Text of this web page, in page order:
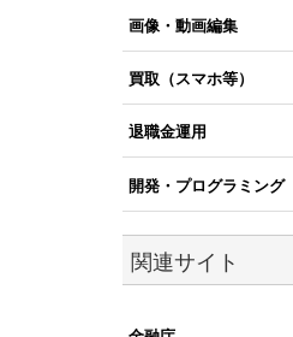
画像・動画編集
買取（スマホ等）
退職金運用
開発・プログラミング
関連サイト